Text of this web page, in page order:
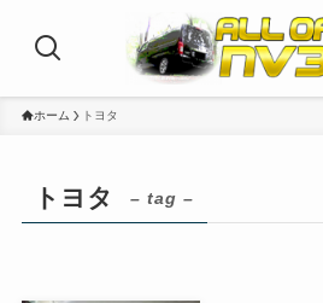
ホーム トヨタ
トヨタ – tag –